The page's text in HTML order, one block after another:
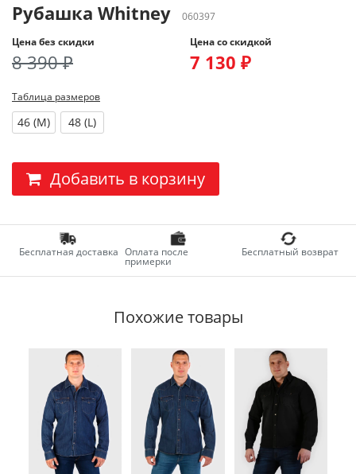
Рубашка Whitney
060397
Цена без скидки
8 390 ₽
Цена со скидкой
7 130 ₽
Таблица размеров
46 (M) 48 (L)
Добавить в корзину
Бесплатная доставка Оплата после
примерки
Бесплатный возврат
Похожие товары